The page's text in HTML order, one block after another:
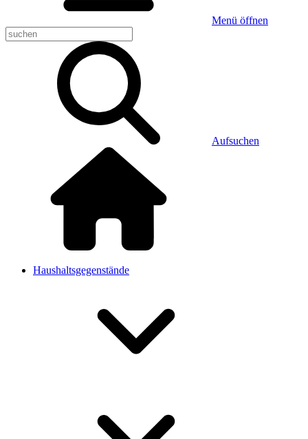
Menü öffnen
Aufsuchen
Haushaltsgegenstände